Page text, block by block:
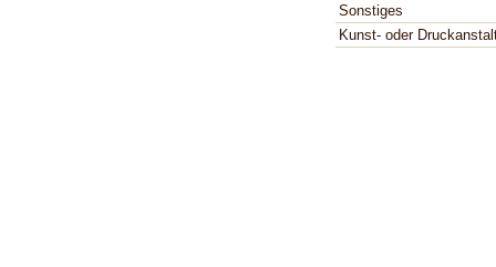
Sonstiges
Kunst- oder